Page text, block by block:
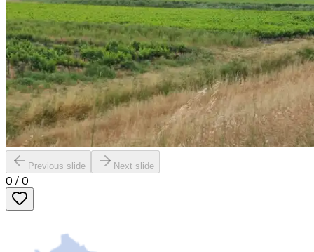
Previous slide Next slide
0 / 0